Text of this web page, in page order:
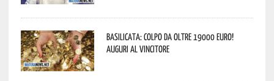
Basilicata: colpo da oltre 19000 Euro!
Auguri al vincitore